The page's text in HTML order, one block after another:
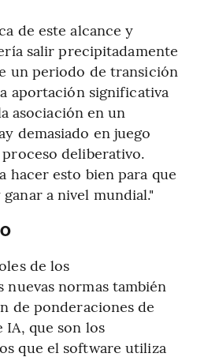
de este alcance y
salir precipitadamente
un periodo de transición
aportación significativa
asociación en un
demasiado en juego
deliberativo.
hacer esto bien para que
a nivel mundial."
de los
normas también
de ponderaciones de
IA, que son los
que el software utiliza